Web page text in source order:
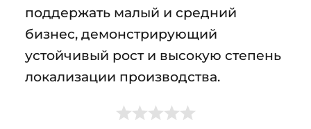
поддержать малый и средний
бизнес, демонстрирующий
устойчивый рост и высокую степень
локализации производства.